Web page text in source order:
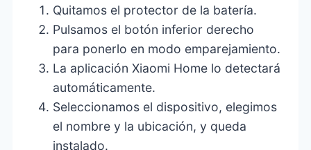
Quitamos el protector de la batería.
Pulsamos el botón inferior derecho
para ponerlo en modo emparejamiento.
La aplicación Xiaomi Home lo detectará
automáticamente.
Seleccionamos el dispositivo, elegimos
el nombre y la ubicación, y queda
instalado.